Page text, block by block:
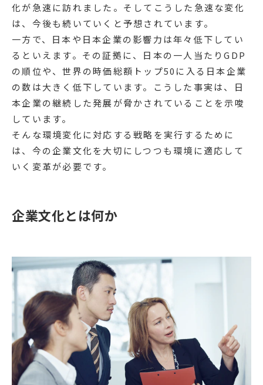
化が急速に訪れました。そしてこうした急速な変化
は、今後も続いていくと予想されています。
一方で、日本や日本企業の影響力は年々低下してい
るといえます。その証拠に、日本の一人当たりGDP
の順位や、世界の時価総額トップ50に入る日本企業
の数は大きく低下しています。こうした事実は、日
本企業の継続した発展が脅かされていることを示唆
しています。
そんな環境変化に対応する戦略を実行するために
は、今の企業文化を大切にしつつも環境に適応して
いく変革が必要です。
企業文化とは何か